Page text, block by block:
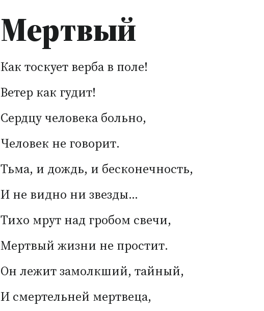
Мертвый
Как тоскует верба в поле!
Ветер как гудит!
Сердцу человека больно,
Человек не говорит.
Тьма, и дождь, и бесконечность,
И не видно ни звезды…
Тихо мрут над гробом свечи,
Мертвый жизни не простит.
Он лежит замолкший, тайный,
И смертельней мертвеца,